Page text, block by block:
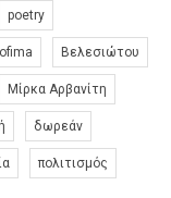
poetry
Βελεσιώτου
Μίρκα Αρβανίτη
δωρεάν
πολιτισμός